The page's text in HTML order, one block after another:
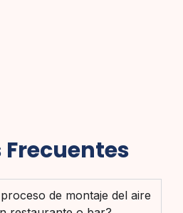
de montaje del aire